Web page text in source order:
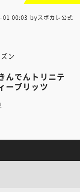
01 00:03 byスポカレ公式
ン
んでんトリニテ
ーブリッツ